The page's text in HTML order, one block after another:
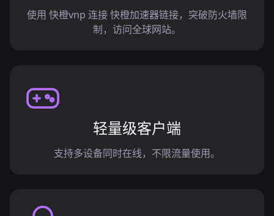
使用 快橙vnp 连接 快橙加速器链接，突破防火墙限
制，访问全球网站。
轻量级客户端
支持多设备同时在线，不限流量使用。